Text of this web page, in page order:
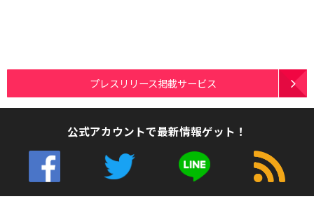
プレスリリース掲載サービス
公式アカウントで最新情報ゲット！